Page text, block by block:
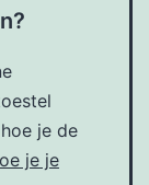
je de
je je